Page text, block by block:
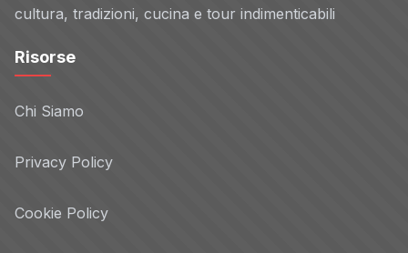
cultura, tradizioni, cucina e tour indimenticabili
Risorse
Chi Siamo
Privacy Policy
Cookie Policy